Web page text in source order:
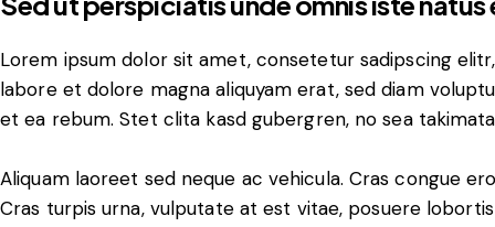
Lorem ipsum dolor sit amet, consetetur sadipscing
labore et dolore magna aliquyam erat, sed diam
et ea rebum. Stet clita kasd gubergren, no sea
Aliquam laoreet sed neque ac vehicula. Cras congue
Cras turpis urna, vulputate at est vitae, posuere